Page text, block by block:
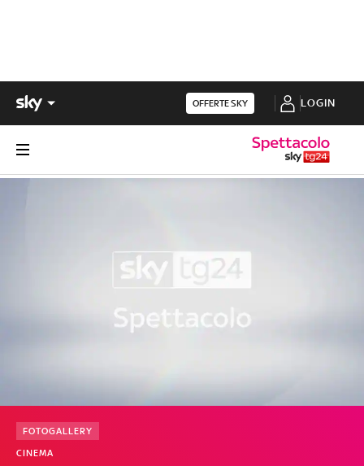
OFFERTE SKY LOGIN
CINEMA
FOTOGALLERY